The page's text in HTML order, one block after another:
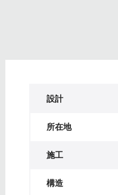
設計
所在地
施工
構造